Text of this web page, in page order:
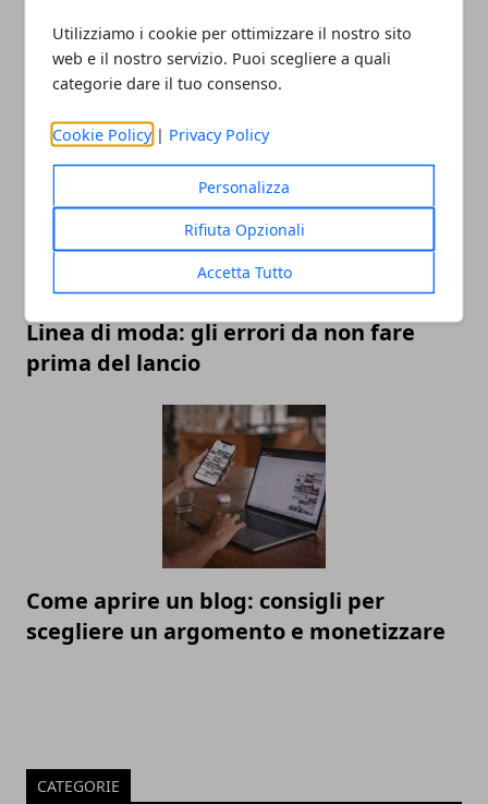
Utilizziamo i cookie per ottimizzare il nostro sito
web e il nostro servizio. Puoi scegliere a quali
categorie dare il tuo consenso.
Cookie Policy | Privacy Policy
Personalizza
Rifiuta Opzionali
Accetta Tutto
Economia della condivisione: ripensare
il concetto di proprietà dei veicoli
Linea di moda: gli errori da non fare
prima del lancio
Come aprire un blog: consigli per
scegliere un argomento e monetizzare
CATEGORIE